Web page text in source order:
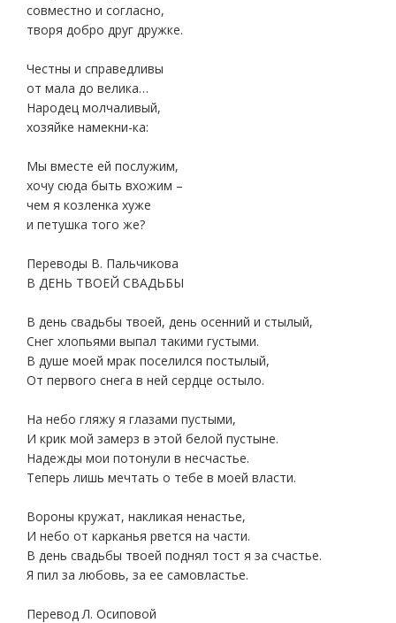
совместно и согласно,
творя добро друг дружке.
Честны и справедливы
от мала до велика…
Народец молчаливый,
хозяйке намекни-ка:
Мы вместе ей послужим,
хочу сюда быть вхожим –
чем я козленка хуже
и петушка того же?
Переводы В. Пальчикова
В ДЕНЬ ТВОЕЙ СВАДЬБЫ
В день свадьбы твоей, день осенний и стылый,
Снег хлопьями выпал такими густыми.
В душе моей мрак поселился постылый,
От первого снега в ней сердце остыло.
На небо гляжу я глазами пустыми,
И крик мой замерз в этой белой пустыне.
Надежды мои потонули в несчастье.
Теперь лишь мечтать о тебе в моей власти.
Вороны кружат, накликая ненастье,
И небо от карканья рвется на части.
В день свадьбы твоей поднял тост я за счастье.
Я пил за любовь, за ее самовластье.
Перевод Л. Осиповой